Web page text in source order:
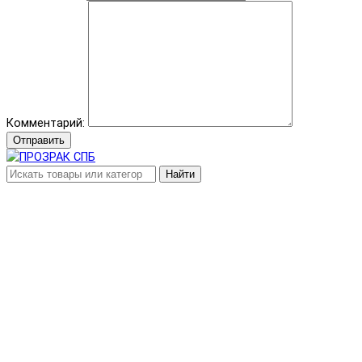
Комментарий:
Отправить
Найти